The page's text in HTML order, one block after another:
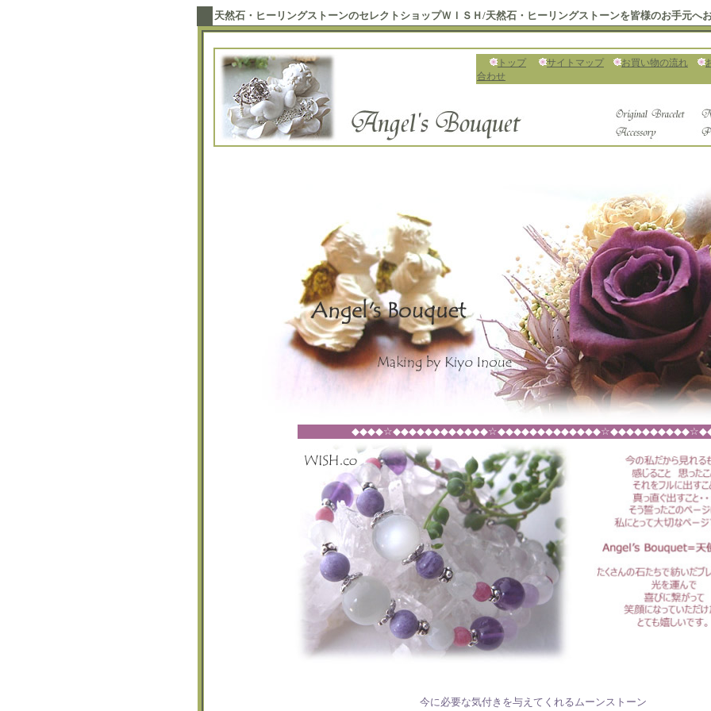
天然石・ヒーリングストーンのセレクトショップＷＩＳＨ/天然石・ヒーリングストーンを皆様のお手元へ
トップ サイトマップ お買い物の流れ
合わせ
今に必要な気付きを与えてくれるムーンストーン